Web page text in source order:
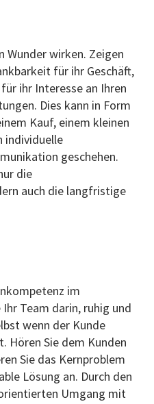
Wunder wirken. Zeigen
für ihr Geschäft,
ihr Interesse an Ihren
Dies kann in Form
Kauf, einem kleinen
individuelle
geschehen.
die
auch die langfristige
im
Ihr Team darin, ruhig und
wenn der Kunde
Sie dem Kunden
Sie das Kernproblem
Lösung an. Durch den
Umgang mit